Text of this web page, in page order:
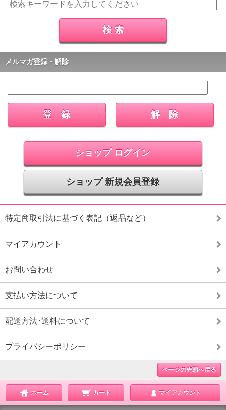
メルマガ登録・解除
ショップ ログイン
ショップ 新規会員登録
特定商取引法に基づく表記（返品など）
マイアカウント
お問い合わせ
支払い方法について
配送方法･送料について
プライバシーポリシー
ページの先頭へ戻る
ホーム カート マイアカウント